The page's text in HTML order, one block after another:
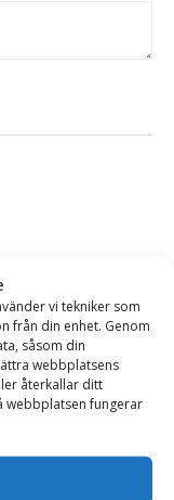
vi tekniker som
från din enhet. Genom
såsom din
webbplatsens
återkallar ditt
webbplatsen fungerar
2350 mm
för traktorer och
i
som hindrar